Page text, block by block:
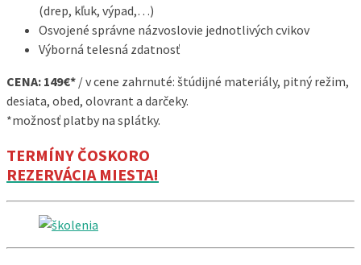
(drep, kľuk, výpad,…)
Osvojené správne názvoslovie jednotlivých cvikov
Výborná telesná zdatnosť
CENA: 149€* / v cene zahrnuté: štúdijné materiály, pitný režim,
desiata, obed, olovrant a darčeky.
*možnosť platby na splátky.
TERMÍNY ČOSKORO
REZERVÁCIA MIESTA!